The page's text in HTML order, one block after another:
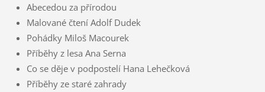
Abecedou za přírodou
Malované čtení Adolf Dudek
Pohádky Miloš Macourek
Příběhy z lesa Ana Serna
Co se děje v podpostelí Hana Lehečková
Příběhy ze staré zahrady